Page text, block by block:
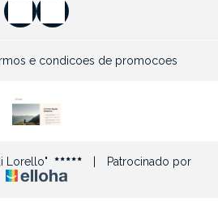
e condicoes de promocoes
Lorello" Patrocinado por